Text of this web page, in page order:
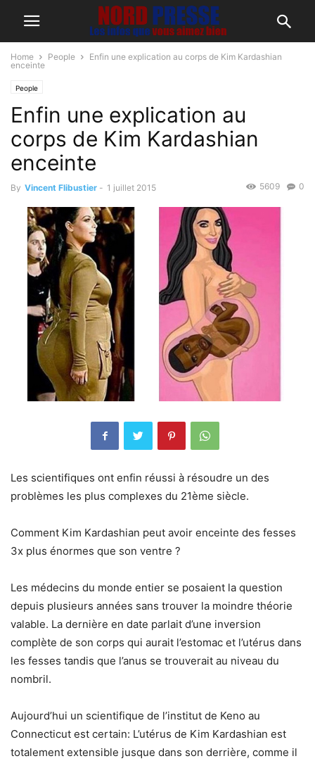
Home People
Enfin une explication au corps de Kim Kardashian
enceinte
People
Enfin une explication au
corps de Kim Kardashian
enceinte
By Vincent Flibustier - 1 juillet 2015 0
5609
Les scientifiques ont enfin réussi à résoudre un des
problèmes les plus complexes du 21ème siècle.
Comment Kim Kardashian peut avoir enceinte des fesses
3x plus énormes que son ventre ?
Les médecins du monde entier se posaient la question
depuis plusieurs années sans trouver la moindre théorie
valable. La dernière en date parlait d’une inversion
complète de son corps qui aurait l’estomac et l’utérus dans
les fesses tandis que l’anus se trouverait au niveau du
nombril.
Aujourd’hui un scientifique de l’institut de Keno au
Connecticut est certain: L’utérus de Kim Kardashian est
totalement extensible jusque dans son derrière, comme il